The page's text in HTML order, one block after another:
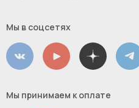
Мы в соцсетях
Мы принимаем к оплате